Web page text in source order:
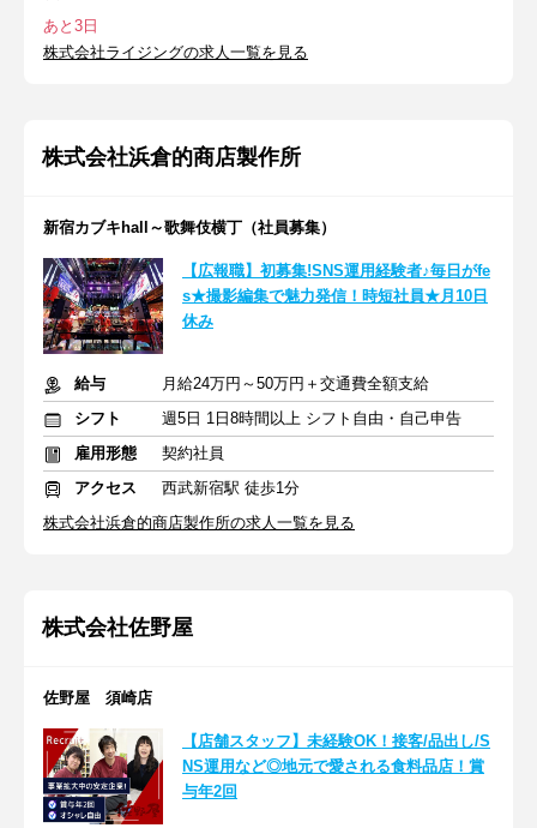
あと3日
株式会社ライジングの求人一覧を見る
株式会社浜倉的商店製作所
新宿カブキhall～歌舞伎横丁（社員募集）
【広報職】初募集!SNS運用経験者♪毎日がfe
s★撮影編集で魅力発信！時短社員★月10日
休み
給与
月給24万円～50万円＋交通費全額支給
シフト
週5日 1日8時間以上 シフト自由・自己申告
雇用形態
契約社員
アクセス
西武新宿駅 徒歩1分
株式会社浜倉的商店製作所の求人一覧を見る
株式会社佐野屋
佐野屋 須崎店
【店舗スタッフ】未経験OK！接客/品出し/S
NS運用など◎地元で愛される食料品店！賞
与年2回